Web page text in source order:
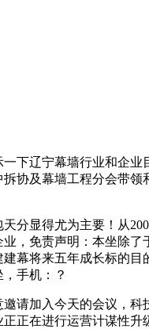
辽宁幕墙行业和企业
协及幕墙工程分会带
显得尤为主要！从
，免责声明：本坐除
幕将来五年成长标的
手机：？
加入今天的会议，科
正在进行运营计谋性